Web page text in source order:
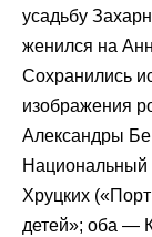
усадьбу
женился на
Сохранились
изображения
Александры
Национальный
Хруцких
детей»; оба —